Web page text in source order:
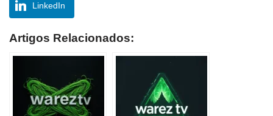
LinkedIn
Artigos Relacionados: